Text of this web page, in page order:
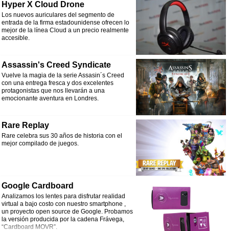
Hyper X Cloud Drone
Los nuevos auriculares del segmento de
entrada de la firma estadounidense ofrecen lo
mejor de la línea Cloud a un precio realmente
accesible.
Assassin's Creed Syndicate
Vuelve la magia de la serie Assasin´s Creed
con una entrega fresca y dos excelentes
protagonistas que nos llevarán a una
emocionante aventura en Londres.
Rare Replay
Rare celebra sus 30 años de historia con el
mejor compilado de juegos.
Google Cardboard
Analizamos los lentes para disfrutar realidad
virtual a bajo costo con nuestro smartphone ,
un proyecto open source de Google. Probamos
la versión producida por la cadena Frávega,
“Cardboard MOVR”.